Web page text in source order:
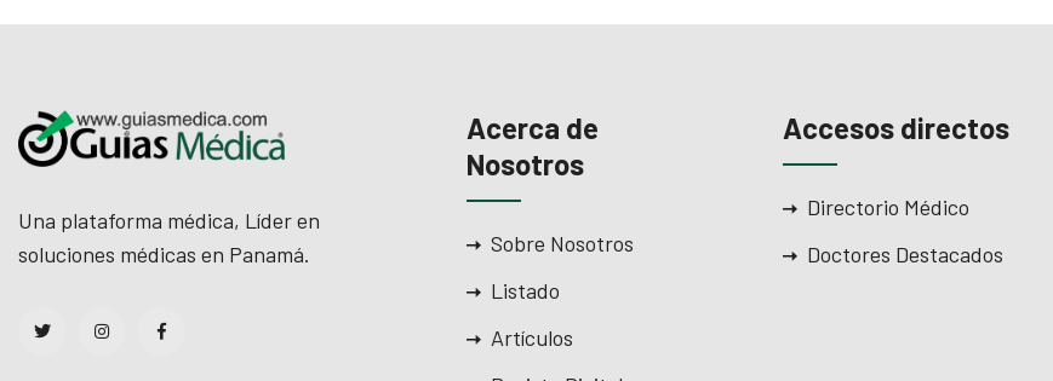
Una plataforma médica, Líder en
soluciones médicas en Panamá.
Acerca de
Nosotros
Sobre Nosotros
Listado
Artículos
Accesos directos
Directorio Médico
Doctores Destacados